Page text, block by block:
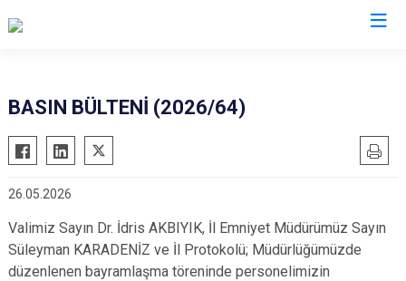
BASIN BÜLTENİ (2026/64)
26.05.2026
Valimiz Sayın Dr. İdris AKBIYIK, İl Emniyet Müdürümüz Sayın
Süleyman KARADENİZ ve İl Protokolü; Müdürlüğümüzde
düzenlenen bayramlaşma töreninde personelimizin